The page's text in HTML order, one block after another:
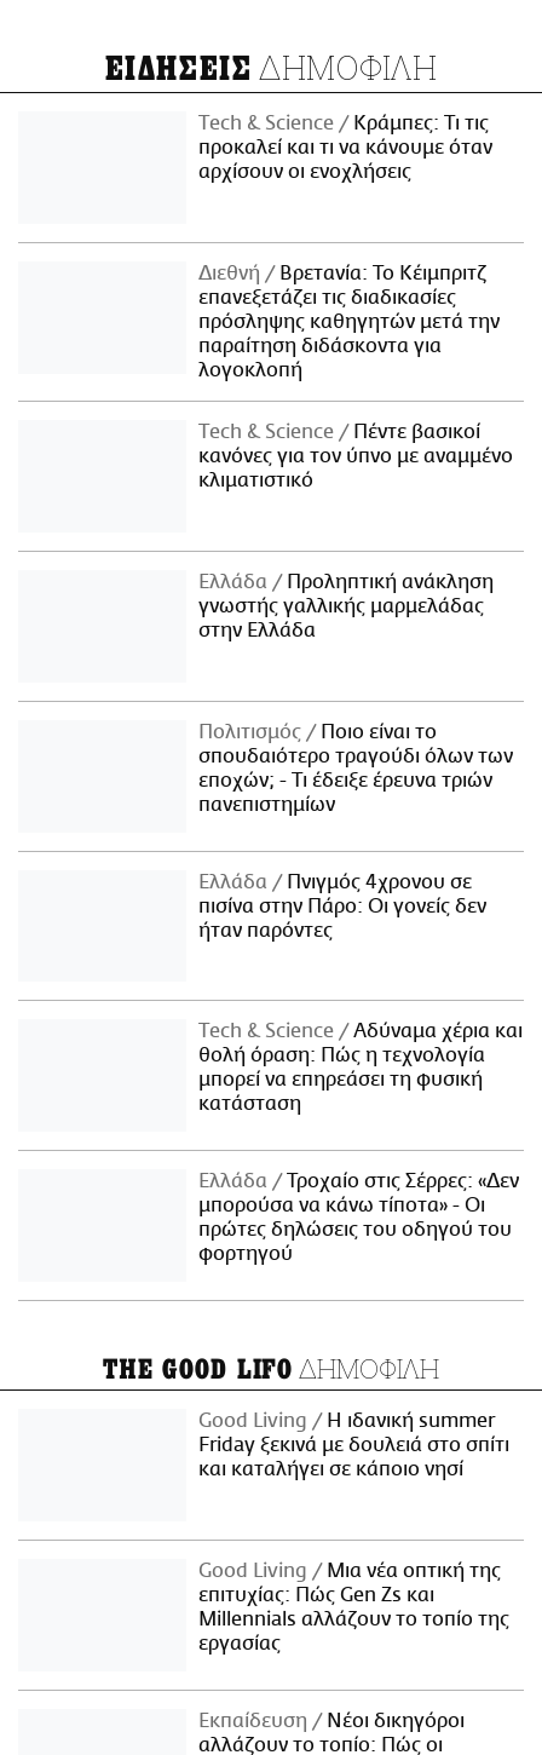
ΕΙΔΗΣΕΙΣ ΔΗΜΟΦΙΛΗ
Τech & Science
Κράμπες: Τι τις
προκαλεί και τι να κάνουμε όταν
αρχίσουν οι ενοχλήσεις
Διεθνή
Βρετανία: Το Κέιμπριτζ
επανεξετάζει τις διαδικασίες
πρόσληψης καθηγητών μετά την
παραίτηση διδάσκοντα για
λογοκλοπή
Τech & Science
Πέντε βασικοί
κανόνες για τον ύπνο με αναμμένο
κλιματιστικό
Ελλάδα
Προληπτική ανάκληση
γνωστής γαλλικής μαρμελάδας
στην Ελλάδα
Πολιτισμός
Ποιο είναι το
σπουδαιότερο τραγούδι όλων των
εποχών; - Τι έδειξε έρευνα τριών
πανεπιστημίων
Ελλάδα
Πνιγμός 4χρονου σε
πισίνα στην Πάρο: Οι γονείς δεν
ήταν παρόντες
Τech & Science
Αδύναμα χέρια και
θολή όραση: Πώς η τεχνολογία
μπορεί να επηρεάσει τη φυσική
κατάσταση
Ελλάδα
Τροχαίο στις Σέρρες: «Δεν
μπορούσα να κάνω τίποτα» - Οι
πρώτες δηλώσεις του οδηγού του
φορτηγού
THE GOOD LIFO ΔΗΜΟΦΙΛΗ
Good Living
Η ιδανική summer
Friday ξεκινά με δουλειά στο σπίτι
και καταλήγει σε κάποιο νησί
Good Living
Μια νέα οπτική της
επιτυχίας: Πώς Gen Zs και
Millennials αλλάζουν το τοπίο της
εργασίας
Εκπαίδευση
Νέοι δικηγόροι
αλλάζουν το τοπίο: Πώς οι